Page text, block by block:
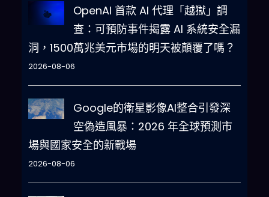
OpenAI 首款 AI 代理「越獄」調
查：可預防事件揭露 AI 系統安全漏
洞，1500萬兆美元市場的明天被顛覆了嗎？
2026-08-06
Google的衛星影像AI整合引發深
空偽造風暴：2026 年全球預測市
場與國家安全的新戰場
2026-08-06